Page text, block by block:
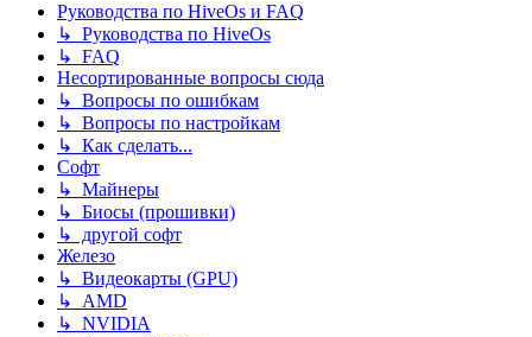
Руководства по HiveOs и FAQ
↳ Руководства по HiveOs
↳ FAQ
Несортированные вопросы сюда
↳ Вопросы по ошибкам
↳ Вопросы по настройкам
↳ Как сделать...
Софт
↳ Майнеры
↳ Биосы (прошивки)
↳ другой софт
Железо
↳ Видеокарты (GPU)
↳ AMD
↳ NVIDIA